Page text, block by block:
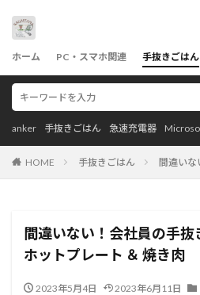
ホーム PC・スマホ関連 手抜きごはん
anker 手抜きごはん 急速充電器
HOME 手抜きごはん 間違い
間違いない！会社員の手
ホットプレート ＆ 焼き肉
2023年5月4日 2023年6月11日
カテゴリー
タグ
anker Coffee
Logicool(
Microsoft
ポータブルSSD
検索